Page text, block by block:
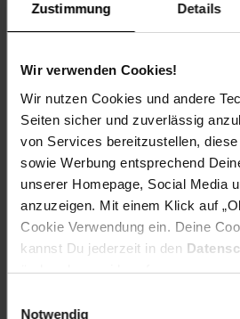
Zustimmung Details
Wir verwenden Cookies!
Wir nutzen Cookies und andere
Seiten sicher und zuverlässig
von Services bereitzustellen,
sowie Werbung entsprechend
unserer Homepage, Social Media
anzuzeigen. Mit einem Klick auf
Cookie Verwendung ein. Deine
kannst Du jederzeit in den
ändern bzw. widerrufen.
Notwendig
Frucht: Essbare Äpfel
Blattform: Eiförmig
Standortempfehlung: Sonnig,
Pflegeaufwand: Mittel
Lichtbedarf: Sonnig-Halbschattig
Wasserbedarf: Mittel
Rückschnitt: Rückschnitt im
Schnittverträglichkeit: Gut
Bodenansprüche: tiefgründig,
Nährstoffgehalt: Mittel
Frosthärte: bis -34 °C
Verwendung: Zum Frischverzehr,Für
Streuobstwiese, Kübelpflanze